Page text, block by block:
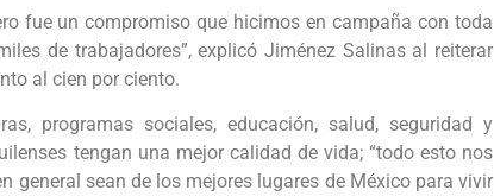
fue un compromiso que hicimos en campaña con toda
de trabajadores”, explicó Jiménez Salinas al reiterar
al cien por ciento.
programas sociales, educación, salud, seguridad y
tengan una mejor calidad de vida; “todo esto nos
general sean de los mejores lugares de México para vivir